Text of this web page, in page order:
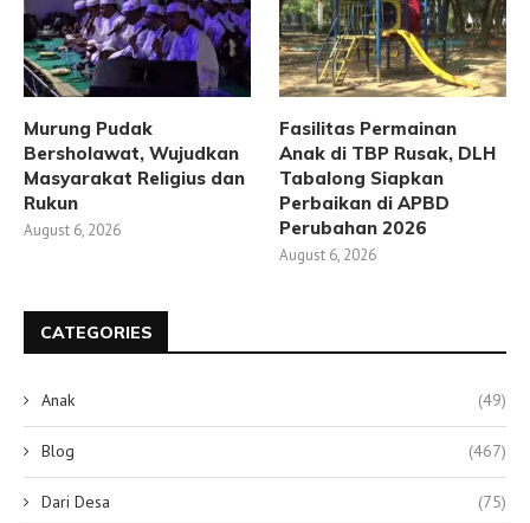
Murung Pudak
Bersholawat, Wujudkan
Masyarakat Religius dan
Rukun
August 6, 2026
Fasilitas Permainan
Anak di TBP Rusak, DLH
Tabalong Siapkan
Perbaikan di APBD
Perubahan 2026
August 6, 2026
CATEGORIES
Anak (49)
Blog (467)
Dari Desa (75)